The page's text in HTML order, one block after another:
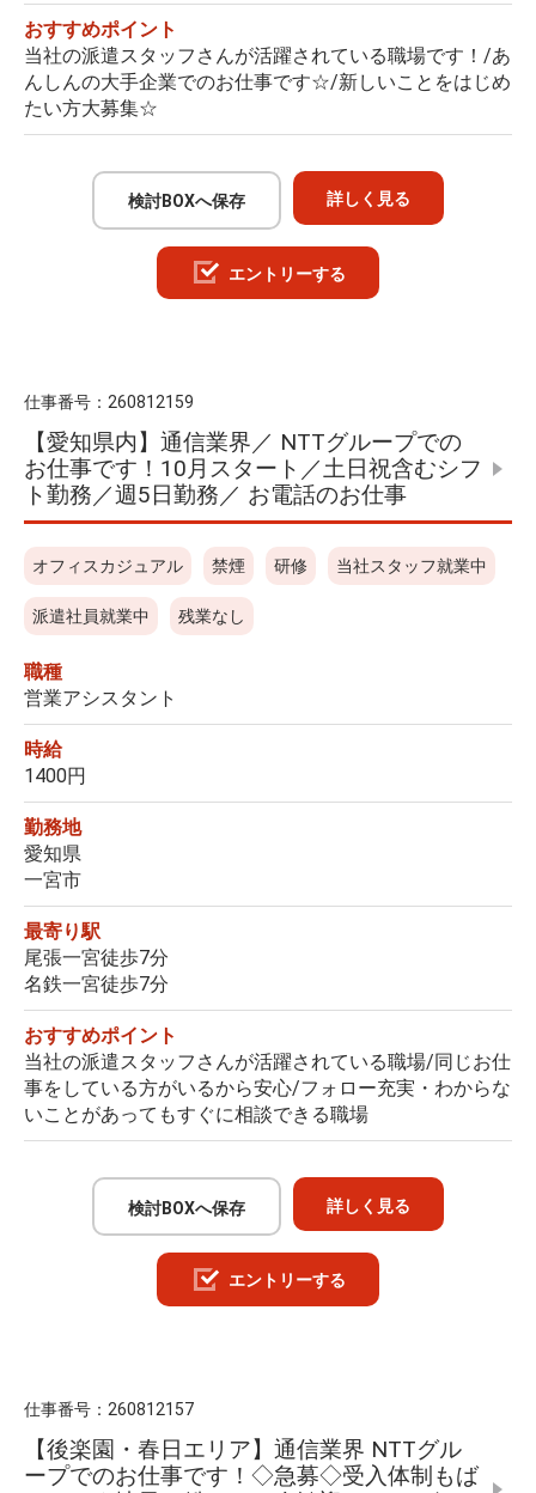
おすすめポイント
当社の派遣スタッフさんが活躍されている職場です！/あ
んしんの大手企業でのお仕事です☆/新しいことをはじめ
たい方大募集☆
検討BOXへ保存 詳しく見る
エントリーする
仕事番号： 260812159
【愛知県内】通信業界／ NTTグループでの
お仕事です！10月スタート／土日祝含むシフ
ト勤務／週5日勤務／ お電話のお仕事
オフィスカジュアル 禁煙 研修 当社スタッフ就業中
派遣社員就業中 残業なし
職種
営業アシスタント
時給
1400円
勤務地
愛知県
一宮市
最寄り駅
尾張一宮徒歩7分
名鉄一宮徒歩7分
おすすめポイント
当社の派遣スタッフさんが活躍されている職場/同じお仕
事をしている方がいるから安心/フォロー充実・わからな
いことがあってもすぐに相談できる職場
検討BOXへ保存 詳しく見る
エントリーする
仕事番号： 260812157
【後楽園・春日エリア】通信業界 NTTグル
ープでのお仕事です！◇急募◇受入体制もば